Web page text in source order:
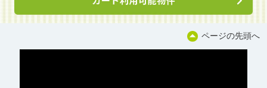
ページの先頭へ